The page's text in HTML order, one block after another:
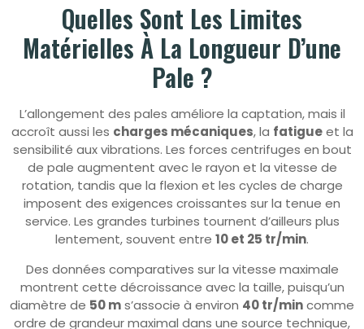
Quelles Sont Les Limites
Matérielles À La Longueur D’une
Pale ?
L’allongement des pales améliore la captation, mais il
accroît aussi les charges mécaniques, la fatigueet la
sensibilité aux vibrations. Les forces centrifuges en bout
de pale augmentent avec le rayon et la vitesse de
rotation, tandis que la flexion et les cycles de charge
imposent des exigences croissantes sur la tenue en
service. Les grandes turbines tournent d’ailleurs plus
lentement, souvent entre 10 et 25 tr/min.
Des données comparatives sur la vitesse maximale
montrent cette décroissance avec la taille, puisqu’un
diamètre de 50 ms’associe à environ 40 tr/mincomme
ordre de grandeur maximal dans une source technique,